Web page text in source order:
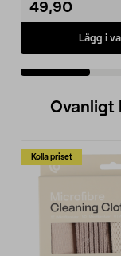
49,90
Lägg i
Ovanligt
Kolla priset